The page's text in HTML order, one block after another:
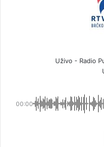
Uživo - Radio
00:00